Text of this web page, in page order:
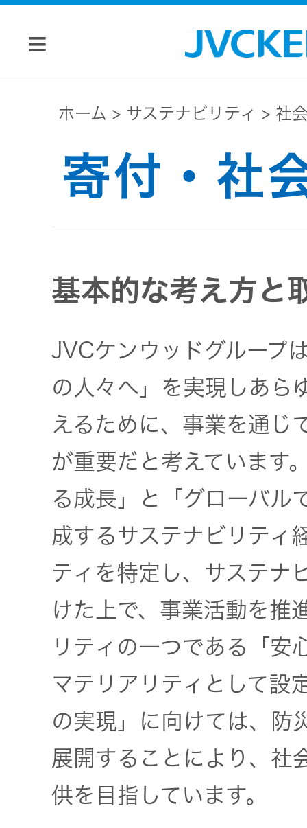
JVC トップ
ドライブ
レコーダ
ビデオカ
ン・イヤ
ホン
ポータブ
プロジェ
オーディ
オ
ワイヤレ
ススピー
カー
アクセサ
リー
法人のお客様
会社情報
マネジメン
トメッセー
企業理念
私たちのブ
ランド
経営計画
会社概要
会社案内
経営体制
グループ体
制・組織図
株主・投資家
情報
個人投資家
マネジメン
トメッセー
ジ
IRニュース
IRカレンダ
ー
IR資料
業績・財務
株式情報
サステナビリ
ティ
トップコミ
ットメント
JVCケンウ
ッドグルー
サステナビ
リティ
ガバナンス
お問い合わせ
/ Contact Us
English Site
ホーム サステナビリティ 社
寄付・社
基本的な考え方と
JVCケンウッドグループ
の人々へ」を実現しあら
えるために、事業を通じ
が重要だと考えています
る成長」と「グローバル
成するサステナビリティ
ティを特定し、サステナ
けた上で、事業活動を推
リティの一つである「安
マテリアリティとして設
の実現」に向けては、防
展開することにより、社
供を目指しています。